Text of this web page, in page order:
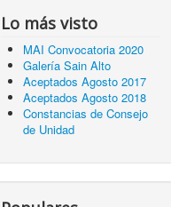
Lo más visto
MAI Convocatoria 2020
Galería Sain Alto
Aceptados Agosto 2017
Aceptados Agosto 2018
Constancias de Consejo
de Unidad